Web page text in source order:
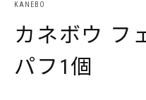
KANEBO
カネボウ フ
パフ1個